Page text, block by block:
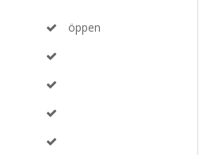
öppen